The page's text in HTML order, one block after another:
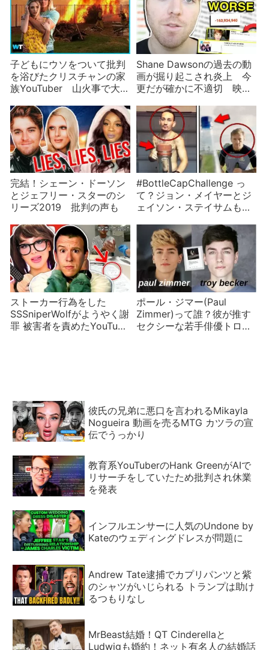
子どもにウソをついて批判
を浴びたクリスチャンの家
族YouTuber 山火事で大げ
ことも
Shane Dawsonの過去の動
画が掘り起こされ炎上 今
更だが確かに不適切 映画
完結！シェーン・ドーソン
とジェフリー・スターのシ
リーズ2019 批判の声も
#BottleCapChallenge っ
て？ジョン・メイヤーとジ
ェイソン・ステイサムも参
ストーカー行為をした
SSSniperWolfがようやく謝
罪 被害者を責めたYouTube
ポール・ジマー(Paul
Zimmer)って誰？彼が推す
セクシーな若手俳優トロ
彼氏の兄弟に悪口を言われるMikayla
Nogueira 動画を売るMTG カツラの宣
伝でうっかり
教育系YouTuberのHank GreenがAIで
リサーチをしていたため批判され休業
を発表
インフルエンサーに人気のUndone by
Kateのウェディングドレスが問題に
Andrew Tate逮捕でカプリパンツと紫
のシャツがいじられる トランプは助け
るつもりなし
MrBeast結婚！QT Cinderellaと
Ludwigも婚約！ネット有名人の結婚話